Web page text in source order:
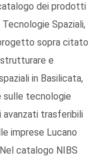
dei prodotti
Spaziali,
sopra citato
e
in Basilicata,
sulle tecnologie
avanzati trasferibili
imprese Lucano
catalogo NIBS